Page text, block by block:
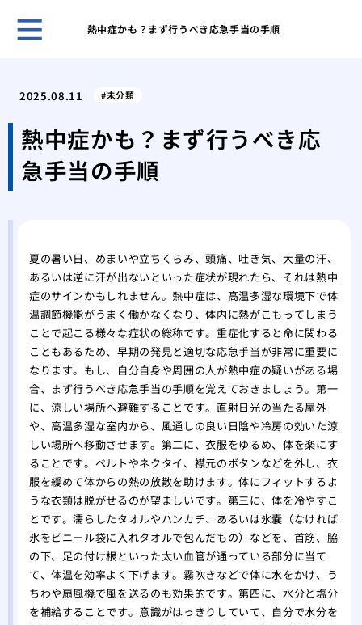
熱中症かも？まず行うべき応急手当の手順
透
ます
美
ト
2025.08.11 未分類
熱中症かも？まず行うべき応
急手当の手順
夏の暑い日、めまいや立ちくらみ、頭痛、吐き気、大量の汗、
あるいは逆に汗が出ないといった症状が現れたら、それは熱中
症のサインかもしれません。熱中症は、高温多湿な環境下で体
温調節機能がうまく働かなくなり、体内に熱がこもってしまう
ことで起こる様々な症状の総称です。重症化すると命に関わる
こともあるため、早期の発見と適切な応急手当が非常に重要に
なります。もし、自分自身や周囲の人が熱中症の疑いがある場
合、まず行うべき応急手当の手順を覚えておきましょう。第一
に、涼しい場所へ避難することです。直射日光の当たる屋外
や、高温多湿な室内から、風通しの良い日陰や冷房の効いた涼
しい場所へ移動させます。第二に、衣服をゆるめ、体を楽にす
ることです。ベルトやネクタイ、襟元のボタンなどを外し、衣
服を緩めて体からの熱の放散を助けます。体にフィットするよ
うな衣類は脱がせるのが望ましいです。第三に、体を冷やすこ
とです。濡らしたタオルやハンカチ、あるいは氷嚢（なければ
氷をビニール袋に入れタオルで包んだもの）などを、首筋、脇
の下、足の付け根といった太い血管が通っている部分に当て
て、体温を効率よく下げます。霧吹きなどで体に水をかけ、う
ちわや扇風機で風を送るのも効果的です。第四に、水分と塩分
を補給することです。意識がはっきりしていて、自分で水分を